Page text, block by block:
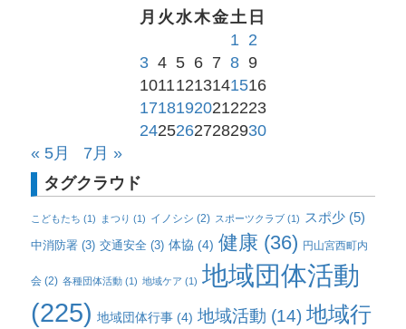
月 火 水木金 土 日
1 2
3 4 5 6 7 8 9
10111213141516
17181920212223
24252627282930
« 5月
7月 »
タグクラウド
こどもたち (1) まつり (1) イノシシ (2) スポーツクラブ(1) スポ少(5)
中消防署(3) 交通安全(3) 体協 (4) 健康 (36) 円山宮西町内
会(2) 各種団体活動(1) 地域ケア (1) 地域団体活動
(225) 地域団体行事(4) 地域活動 (14) 地域行